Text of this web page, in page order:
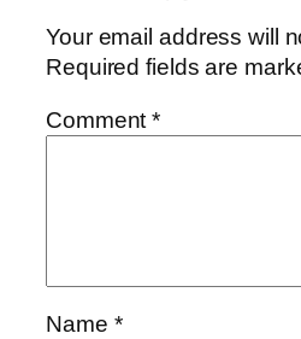
Your email address will
Required fields are
Comment*
Name *